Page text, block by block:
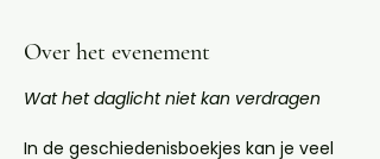
Over het evenement
Wat het daglicht niet kan verdragen
In de geschiedenisboekjes kan je veel